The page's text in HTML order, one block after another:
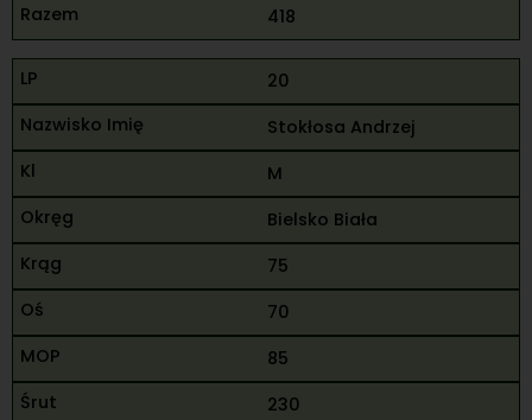
418
20
Stokłosa Andrzej
M
Bielsko Biała
75
70
85
230